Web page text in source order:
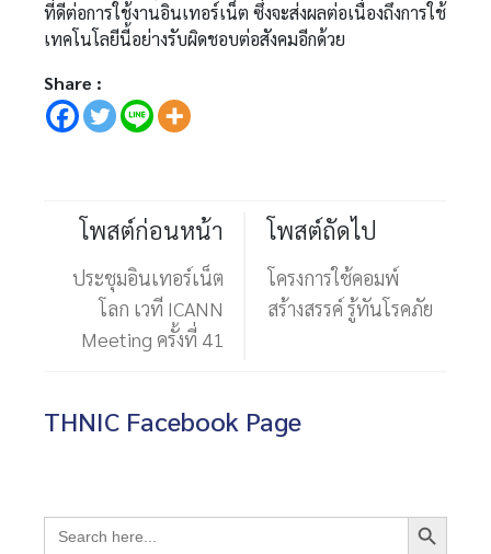
ที่ดีต่อการใช้งานอินเทอร์เน็ต ซึ่งจะส่งผลต่อเนื่องถึงการใช้
เทคโนโลยีนี้อย่างรับผิดชอบต่อสังคมอีกด้วย
Share :
โพสต์ก่อนหน้า
ประชุมอินเทอร์เน็ต
โลก เวที ICANN
Meeting ครั้งที่ 41
โพสต์ถัดไป
โครงการใช้คอมพ์
สร้างสรรค์ รู้ทันโรคภัย
THNIC Facebook Page
Search
for:
Search Button